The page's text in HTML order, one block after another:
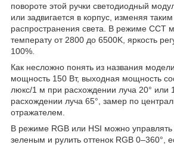
повороте этой ручки светодиодный
или задвигается в корпус, изменяя
распространения света. В режиме CCT
температу от 2800 до 6500K, яркость
100%.
Как несложно понять из названия
мощность 150 Вт, выходная мощность
люкс/1 м при расхождении луча 20° или
расхождении луча 65°, замер по
отражателем.
В режиме RGB или HSI можно
зеленым и рулить оттенок RGB 0–360°,